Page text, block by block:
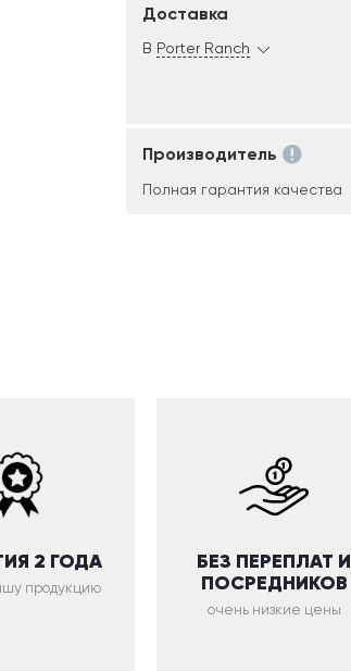
Доставка
В Porter Ranch
Производитель
Полная гарантия качества
2 ГОДА
продукцию
БЕЗ ПЕРЕПЛАТ И
ПОСРЕДНИКОВ
очень низкие цены